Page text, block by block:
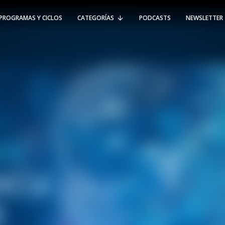
Y CICLOS CATEGORÍAS PODCASTS NEWSLETTER
#coronavirus en Chile y el mundo?
Nuestro académico e investigador